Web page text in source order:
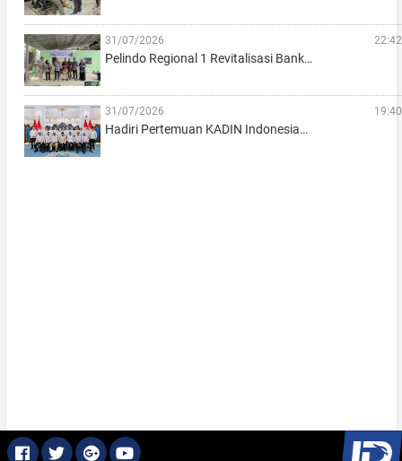
31/07/2026 22:42
Pelindo Regional 1 Revitalisasi Bank…
31/07/2026 19:40
Hadiri Pertemuan KADIN Indonesia…